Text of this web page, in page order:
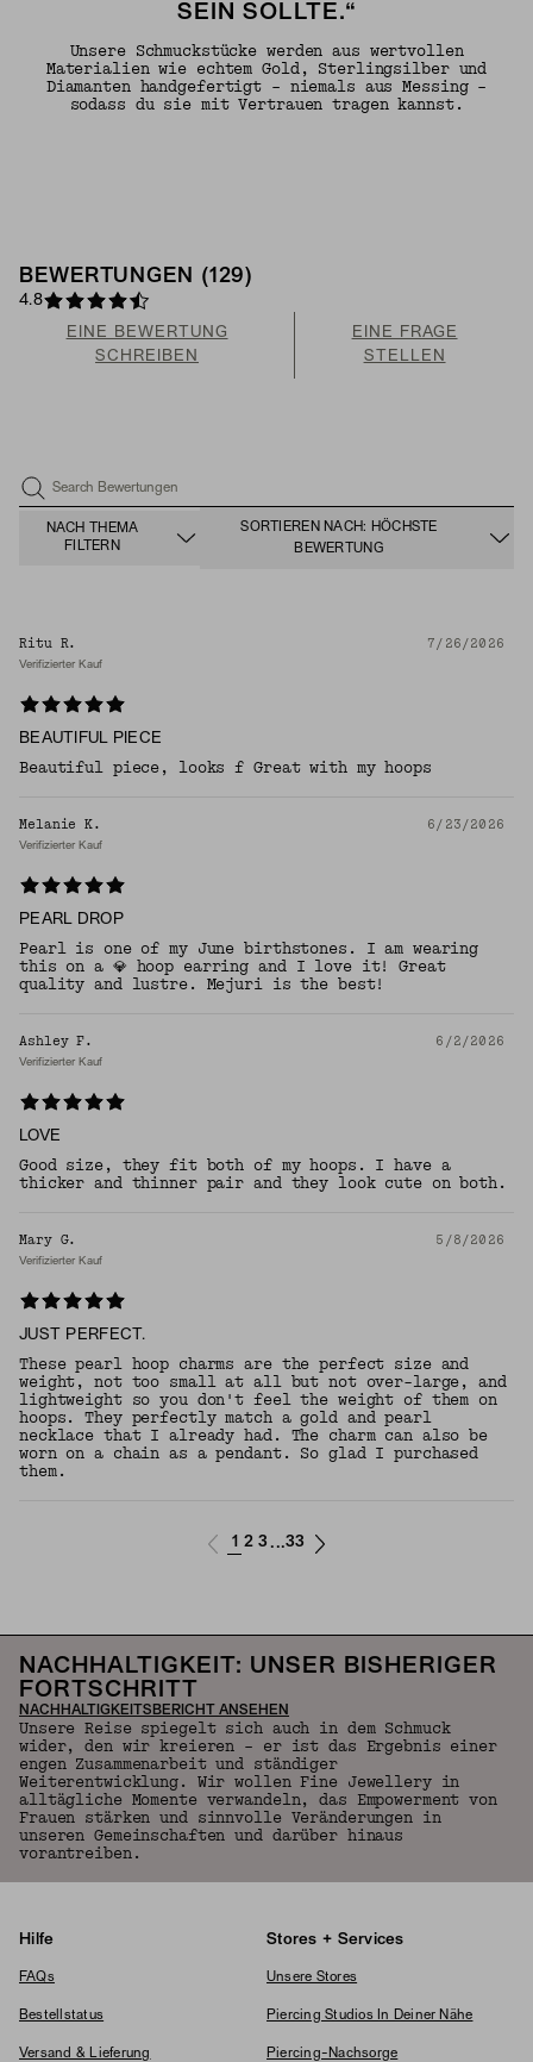
SEIN SOLLTE.“
Unsere Schmuckstücke werden aus wertvollen
Materialien wie echtem Gold, Sterlingsilber und
Diamanten handgefertigt – niemals aus Messing –
sodass du sie mit Vertrauen tragen kannst.
BEWERTUNGEN (129)
4.8
EINE BEWERTUNG
SCHREIBEN
EINE FRAGE
STELLEN
Search Bewertungen
NACH THEMA
FILTERN
SORTIEREN NACH: HÖCHSTE
BEWERTUNG
Ritu R. 7/26/2026
Verifizierter Kauf
BEAUTIFUL PIECE
Beautiful piece, looks f Great with my hoops
Melanie K. 6/23/2026
Verifizierter Kauf
PEARL DROP
Pearl is one of my June birthstones. I am wearing
this on a 💎 hoop earring and I love it! Great
quality and lustre. Mejuri is the best!
Ashley F. 6/2/2026
Verifizierter Kauf
LOVE
Good size, they fit both of my hoops. I have a
thicker and thinner pair and they look cute on both.
Mary G. 5/8/2026
Verifizierter Kauf
JUST PERFECT.
These pearl hoop charms are the perfect size and
weight, not too small at all but not over-large, and
lightweight so you don't feel the weight of them on
hoops. They perfectly match a gold and pearl
necklace that I already had. The charm can also be
worn on a chain as a pendant. So glad I purchased
them.
1 2 3 ...33
NACHHALTIGKEIT: UNSER BISHERIGER
FORTSCHRITT
NACHHALTIGKEITSBERICHT ANSEHEN
Unsere Reise spiegelt sich auch in dem Schmuck
wider, den wir kreieren – er ist das Ergebnis einer
engen Zusammenarbeit und ständiger
Weiterentwicklung. Wir wollen Fine Jewellery in
alltägliche Momente verwandeln, das Empowerment von
Frauen stärken und sinnvolle Veränderungen in
unseren Gemeinschaften und darüber hinaus
vorantreiben.
Hilfe
FAQs
Bestellstatus
Versand & Lieferung
Stores + Services
Unsere Stores
Piercing Studios In Deiner Nähe
Piercing-Nachsorge